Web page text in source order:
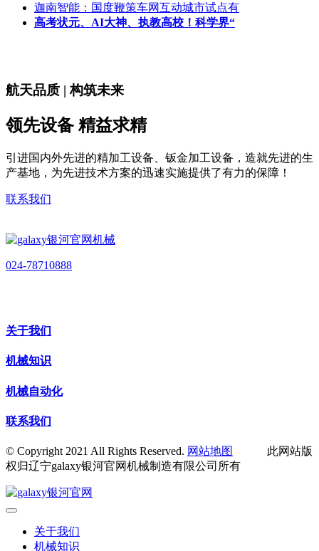
迦南智能：国度鞭策车网互动城市试点有
高考状元、AI大神、执教高校！科学界“
航天品质 | 构筑未来
领先设备 精益求精
引进国内外先进的精加工设备、钣金加工设备，造就先进的生
产基地，为先进技术方案的迅速实施提供了有力的保障！
联系我们
024-78710888
关于我们
机械知识
机械自动化
联系我们
© Copyright 2021 All Rights Reserved. 网站地图
此网站版
权归辽宁galaxy银河官网机械制造有限公司所有
关于我们
机械知识